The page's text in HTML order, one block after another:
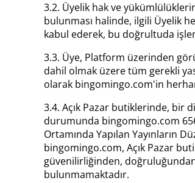
3.2. Üyelik hak ve
bulunması halinde, ilgili Üyelik
kabul ederek, bu doğrultuda
3.3. Üye, Platform üzerinden
dahil olmak üzere tüm gerekli
olarak bingomingo.com'in
3.4. Açık Pazar butiklerinde, bir
durumunda bingomingo.com
Ortamında Yapılan Yayınların
bingomingo.com, Açık Pazar
güvenilirliğinden,
bulunmamaktadır.